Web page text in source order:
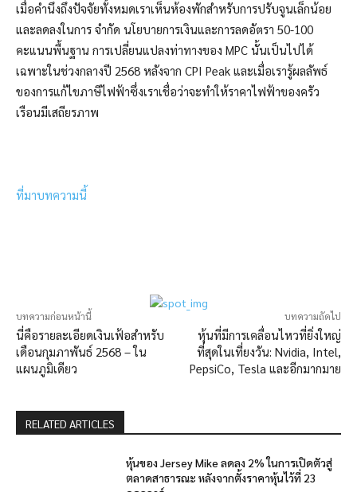
เมื่อคำนึงถึงปัจจัยทั้งหมดเราเห็นห้องพักสำหรับการปรับจูนเล็กน้อย
และลดลงในการ จำกัด นโยบายการเงินและการลดอัตรา 50-100
คะแนนพื้นฐาน การเปลี่ยนแปลงท่าทางของ MPC นั้นเป็นไปได้
เฉพาะในช่วงกลางปี ​​2568 หลังจาก CPI Peak และเมื่อเรารู้ผลลัพธ์
ของการแก้ไขภาษีไฟฟ้าซึ่งเราเชื่อว่าจะทำให้ราคาไฟฟ้าของครัว
เรือนมีเสถียรภาพ
ที่มาบทความนี้
บทความก่อนหน้านี้
นี่คือรายละเอียดเงินเฟ้อสำหรับ
เดือนกุมภาพันธ์ 2568 – ใน
แผนภูมิเดียว
บทความถัดไป
หุ้นที่มีการเคลื่อนไหวที่ยิ่งใหญ่
ที่สุดในเที่ยงวัน: Nvidia, Intel,
PepsiCo, Tesla และอีกมากมาย
RELATED ARTICLES
หุ้นของ Jersey Mike ลดลง 2% ในการเปิดตัวสู่
ตลาดสาธารณะ หลังจากตั้งราคาหุ้นไว้ที่ 23